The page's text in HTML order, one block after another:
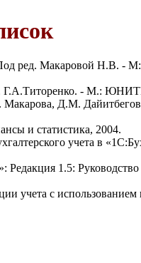
ред. Макаровой Н.В. - М:
Г.А.Титоренко. - М.:
Макарова, Д.М.
и статистика, 2004.
учета в
Редакция 1.5:
учета с